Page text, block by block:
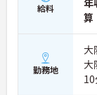
給料
算
勤務地
大
大